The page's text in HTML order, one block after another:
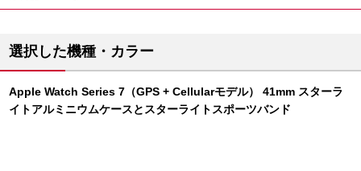
選択した機種・カラー
Apple Watch Series 7（GPS + Cellularモデル） 41mm スターラ
イトアルミニウムケースとスターライトスポーツバンド